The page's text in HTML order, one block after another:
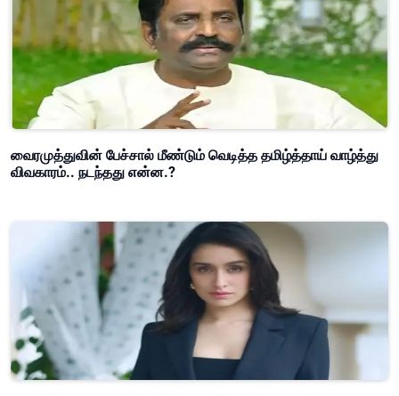
வைரமுத்துவின் பேச்சால் மீண்டும் வெடித்த தமிழ்த்தாய் வாழ்த்து
விவகாரம்.. நடந்தது என்ன.?